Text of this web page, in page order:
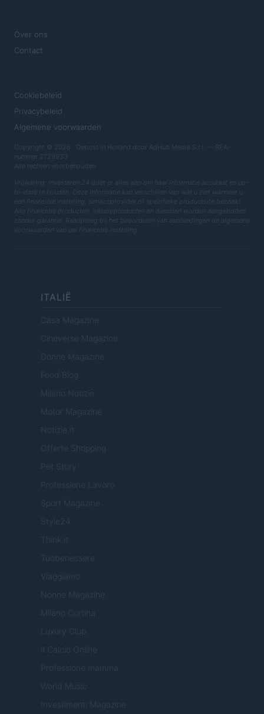
Over ons
Contact
Cookiebeleid
Privacybeleid
Algemene voorwaarden
Copyright © 2026 · Gepost in Holland door AdHub Media S.r.l. — REA-
nummer 2729933
Alle rechten voorbehouden
Vrijwaring: Investeren 24 doet er alles aan om haar informatie accuraat en up-
to-date te houden. Deze informatie kan verschillen van wat u ziet wanneer u
een financiële instelling, serviceprovider of specifieke productsite bezoekt.
Alle financiële producten, inkoopproducten en diensten worden aangeboden
zonder garantie. Raadpleeg bij het beoordelen van aanbiedingen de algemene
voorwaarden van uw financiële instelling.
ITALIË
Casa Magazine
Cineverse Magazine
Donne Magazine
Food Blog
Milano Notizie
Motor Magazine
Notizie.it
Offerte Shopping
Pet Story
Professione Lavoro
Sport Magazine
Style24
Think.it
Tuobenessere
Viaggiamo
Nonne Magazine
Milano Cortina
Luxury Club
Il Calcio Online
Professione mamma
World Music
Investimenti Magazine